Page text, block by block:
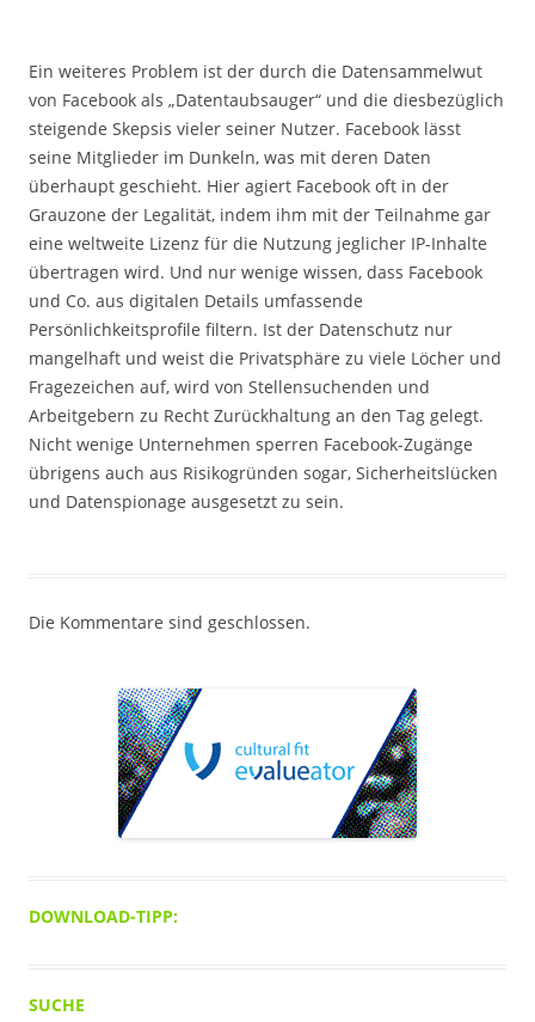
Ein weiteres Problem ist der durch die Datensammelwut
von Facebook als „Datentaubsauger“ und die diesbezüglich
steigende Skepsis vieler seiner Nutzer. Facebook lässt
seine Mitglieder im Dunkeln, was mit deren Daten
überhaupt geschieht. Hier agiert Facebook oft in der
Grauzone der Legalität, indem ihm mit der Teilnahme gar
eine weltweite Lizenz für die Nutzung jeglicher IP-Inhalte
übertragen wird. Und nur wenige wissen, dass Facebook
und Co. aus digitalen Details umfassende
Persönlichkeitsprofile filtern. Ist der Datenschutz nur
mangelhaft und weist die Privatsphäre zu viele Löcher und
Fragezeichen auf, wird von Stellensuchenden und
Arbeitgebern zu Recht Zurückhaltung an den Tag gelegt.
Nicht wenige Unternehmen sperren Facebook-Zugänge
übrigens auch aus Risikogründen sogar, Sicherheitslücken
und Datenspionage ausgesetzt zu sein.
Die Kommentare sind geschlossen.
DOWNLOAD-TIPP:
SUCHE